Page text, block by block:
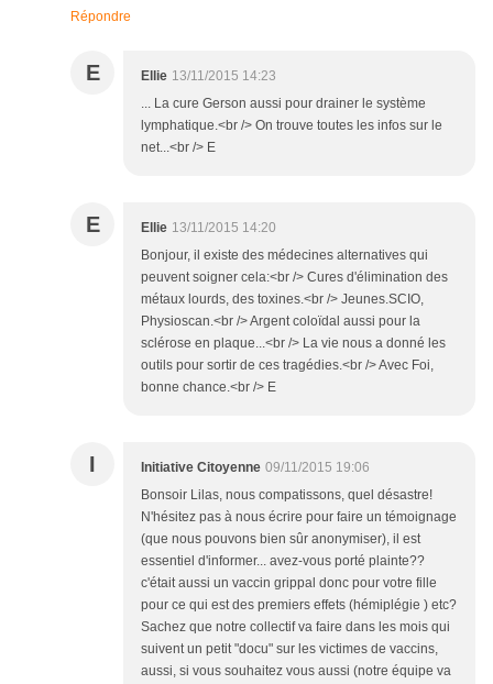
Répondre
E Ellie 13/11/2015 14:23
... La cure Gerson aussi pour drainer le système
lymphatique.<br /> On trouve toutes les infos sur le
net...<br /> E
E Ellie 13/11/2015 14:20
Bonjour, il existe des médecines alternatives qui
peuvent soigner cela:<br /> Cures d'élimination des
métaux lourds, des toxines.<br /> Jeunes.SCIO,
Physioscan.<br /> Argent coloïdal aussi pour la
sclérose en plaque...<br /> La vie nous a donné les
outils pour sortir de ces tragédies.<br /> Avec Foi,
bonne chance.<br /> E
I Initiative Citoyenne 09/11/2015 19:06
Bonsoir Lilas, nous compatissons, quel désastre!
N'hésitez pas à nous écrire pour faire un témoignage
(que nous pouvons bien sûr anonymiser), il est
essentiel d'informer... avez-vous porté plainte??
c'était aussi un vaccin grippal donc pour votre fille
pour ce qui est des premiers effets (hémiplégie ) etc?
Sachez que notre collectif va faire dans les mois qui
suivent un petit "docu" sur les victimes de vaccins,
aussi, si vous souhaitez vous aussi (notre équipe va